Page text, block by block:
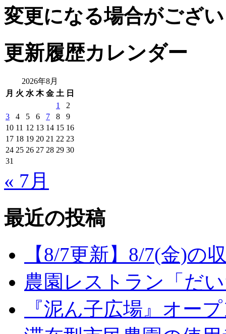
変更になる場合がござ
更新履歴カレンダー
2026年8月
月 火 水 木 金 土 日
1
2
3
4 5 6 7 8
9
10 11 12 13 14 15 16
17 18 19 20 21 22 23
24 25 26 27 28 29 30
31
« 7月
最近の投稿
【8/7更新】8/7(金)の
農園レストラン「だ
『泥ん子広場』オー